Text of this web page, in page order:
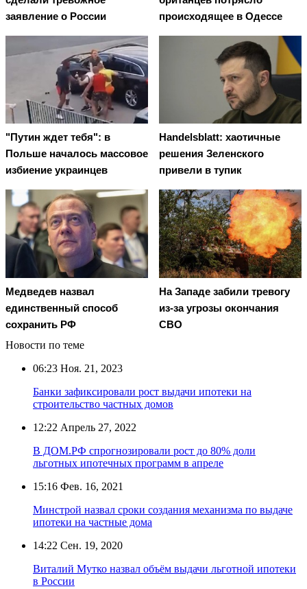
заявление о России
происходящее в Одессе
"Путин ждет тебя": в
Польше началось массовое
избиение украинцев
Handelsblatt: хаотичные
решения Зеленского
привели в тупик
Медведев назвал
единственный способ
сохранить РФ
На Западе забили тревогу
из-за угрозы окончания
СВО
Новости по теме
06:23 Ноя. 21, 2023
Банки зафиксировали рост выдачи ипотеки на
строительство частных домов
12:22 Апрель 27, 2022
В ДОМ.РФ спрогнозировали рост до 80% доли
льготных ипотечных программ в апреле
15:16 Фев. 16, 2021
Минстрой назвал сроки создания механизма по выдаче
ипотеки на частные дома
14:22 Сен. 19, 2020
Виталий Мутко назвал объём выдачи льготной ипотеки
в России